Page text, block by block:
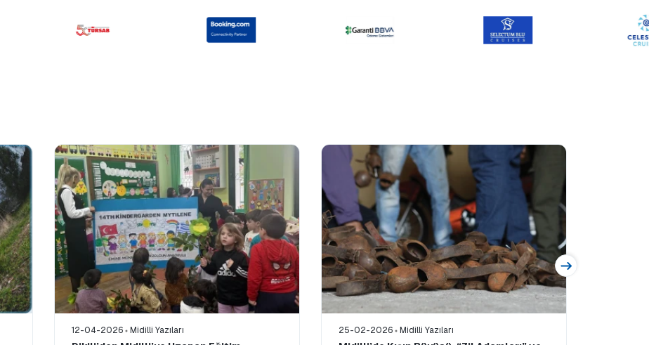
12-04-2026 Midilli Yazıları 25-02-2026 Midilli Yazıları